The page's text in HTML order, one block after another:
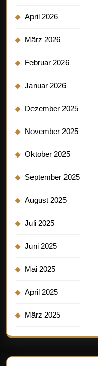
April 2026
März 2026
Februar 2026
Januar 2026
Dezember 2025
November 2025
Oktober 2025
September 2025
August 2025
Juli 2025
Juni 2025
Mai 2025
April 2025
März 2025